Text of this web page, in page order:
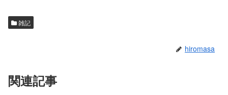
雑記
hiromasa
関連記事